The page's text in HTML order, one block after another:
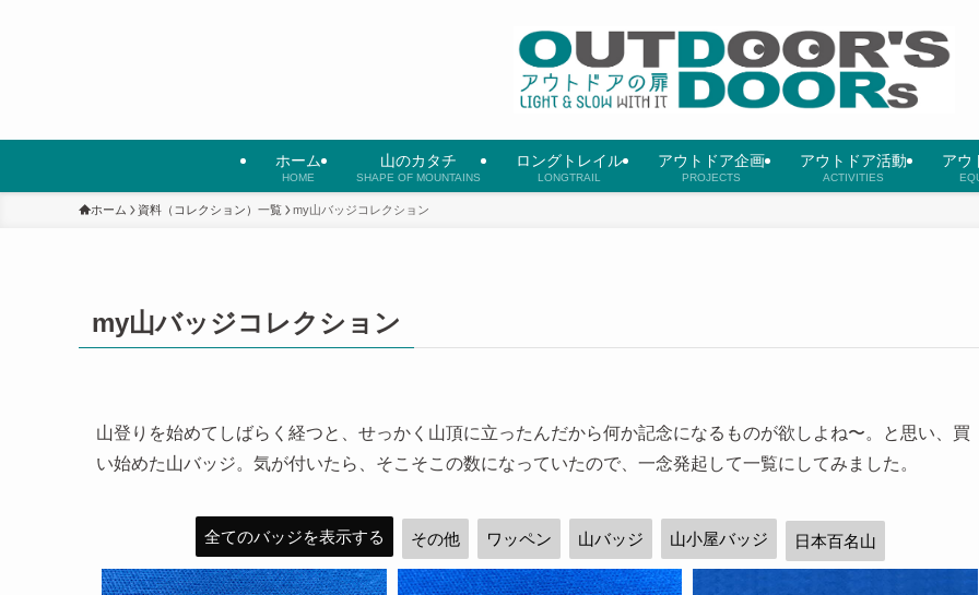
ホーム
HOME
山のカタチ
SHAPE OF MOUNTAINS
ロングトレイル
LONGTRAIL
アウトドア企画
PROJECTS
アウトドア活動
ACTIVITIES
アウ
ホーム 資料（コレクション）一覧 my山バッジコレクション
my山バッジコレクション
山登りを始めてしばらく経つと、せっかく山頂に立ったんだから何か記念になるものが欲しよね〜。と思い、買
い始めた山バッジ。気が付いたら、そこそこの数になっていたので、一念発起して一覧にしてみました。
全てのバッジを表示する その他 ワッペン 山バッジ 山小屋バッジ 日本百名山